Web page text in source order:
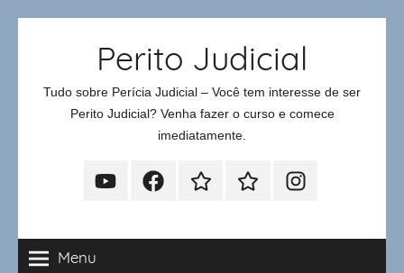
conteúdo
Perito Judicial
Tudo sobre Perícia Judicial – Você tem interesse de ser
Perito Judicial? Venha fazer o curso e comece
imediatamente.
Youtube FacebookWhatsappTelegramInstagram
Menu